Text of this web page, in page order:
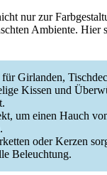
nur zur
Ambiente. Hier
Girlanden,
Kissen und
um einen Hauch
oder Kerzen
Beleuchtung.